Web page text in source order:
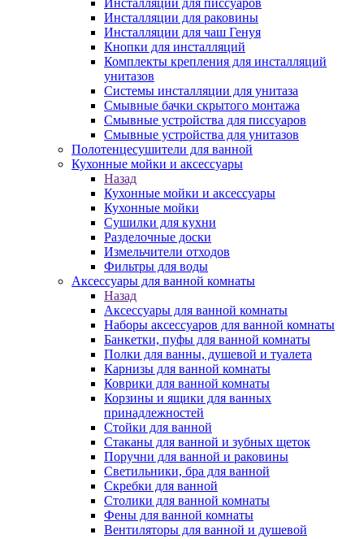
Инсталляции для писсуаров
Инсталляции для раковины
Инсталляции для чаш Генуя
Кнопки для инсталляций
Комплекты крепления для инсталляций
унитазов
Системы инсталляции для унитаза
Смывные бачки скрытого монтажа
Смывные устройства для писсуаров
Смывные устройства для унитазов
Полотенцесушители для ванной
Кухонные мойки и аксессуары
Назад
Кухонные мойки и аксессуары
Кухонные мойки
Сушилки для кухни
Разделочные доски
Измельчители отходов
Фильтры для воды
Аксессуары для ванной комнаты
Назад
Аксессуары для ванной комнаты
Наборы аксессуаров для ванной комнаты
Банкетки, пуфы для ванной комнаты
Полки для ванны, душевой и туалета
Карнизы для ванной комнаты
Коврики для ванной комнаты
Корзины и ящики для ванных
принадлежностей
Стойки для ванной
Стаканы для ванной и зубных щеток
Поручни для ванной и раковины
Светильники, бра для ванной
Скребки для ванной
Столики для ванной комнаты
Фены для ванной комнаты
Вентиляторы для ванной и душевой